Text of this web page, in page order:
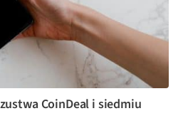
CoinDeal i siedmiu